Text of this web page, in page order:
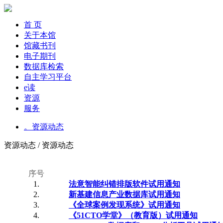
首 页
关于本馆
馆藏书刊
电子期刊
数据库检索
自主学习平台
e读
资源
服务
。资源动态
资源动态 / 资源动态
序号
1.
法意智能纠错排版软件试用通知
2.
新基建信息产业数据库试用通知
3.
《全球案例发现系统》试用通知
4.
《51CTO学堂》（教育版）试用通知